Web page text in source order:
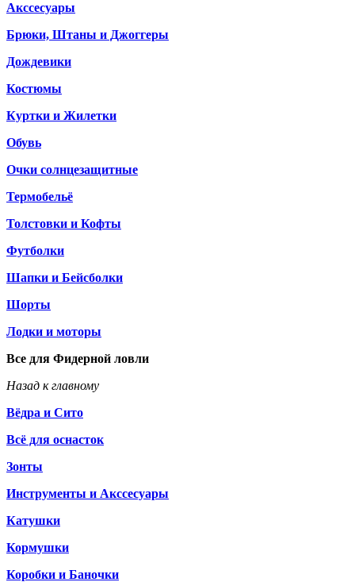
Акссесуары
Брюки, Штаны и Джоггеры
Дождевики
Костюмы
Куртки и Жилетки
Обувь
Очки солнцезащитные
Термобельё
Толстовки и Кофты
Футболки
Шапки и Бейсболки
Шорты
Лодки и моторы
Все для Фидерной ловли
Назад к главному
Вёдра и Сито
Всё для оснасток
Зонты
Инструменты и Акссесуары
Катушки
Кормушки
Коробки и Баночки